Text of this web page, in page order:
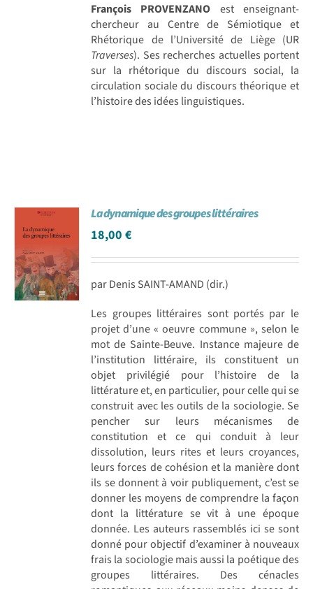
François PROVENZANO est enseignant-
chercheur au Centre de Sémiotique et
Rhétorique de l’Université de Liège (UR
Traverses). Ses recherches actuelles portent
sur la rhétorique du discours social, la
circulation sociale du discours théorique et
l’histoire des idées linguistiques.
La dynamique des groupes littéraires
18,00€
par Denis SAINT-AMAND (dir.)
Les groupes littéraires sont portés par le
projet d’une « oeuvre commune », selon le
mot de Sainte-Beuve. Instance majeure de
l’institution littéraire, ils constituent un
objet privilégié pour l’histoire de la
littérature et, en particulier, pour celle qui se
construit avec les outils de la sociologie. Se
pencher sur leurs mécanismes de
constitution et ce qui conduit à leur
dissolution, leurs rites et leurs croyances,
leurs forces de cohésion et la manière dont
ils se donnent à voir publiquement, c’est se
donner les moyens de comprendre la façon
dont la littérature se vit à une époque
donnée. Les auteurs rassemblés ici se sont
donné pour objectif d’examiner à nouveaux
frais la sociologie mais aussi la poétique des
groupes littéraires. Des cénacles